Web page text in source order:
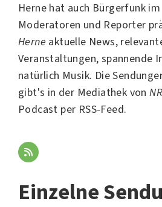
Herne hat auch Bürgerfunk
Moderatoren und Reporter
Herne aktuelle News,
Veranstaltungen, spannende
natürlich Musik. Die
gibt's in der Mediathek von
Podcast per RSS-Feed.
Einzelne